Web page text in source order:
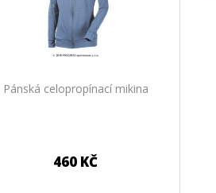
Pánská celopropínací mikina
460 KČ